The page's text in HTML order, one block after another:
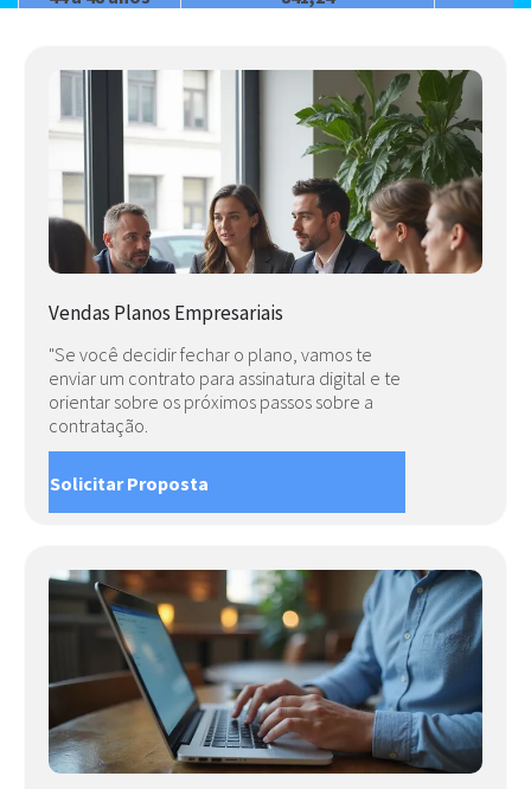
59 anos ou +
Modalidade
Coparticipativo
VALIDADE
30/07/2026
01 pessoas
Vendas Planos Empresariais
"Se você decidir fechar o plano, vamos te
enviar um contrato para assinatura digital e te
orientar sobre os próximos passos sobre a
contratação.
Solicitar Proposta